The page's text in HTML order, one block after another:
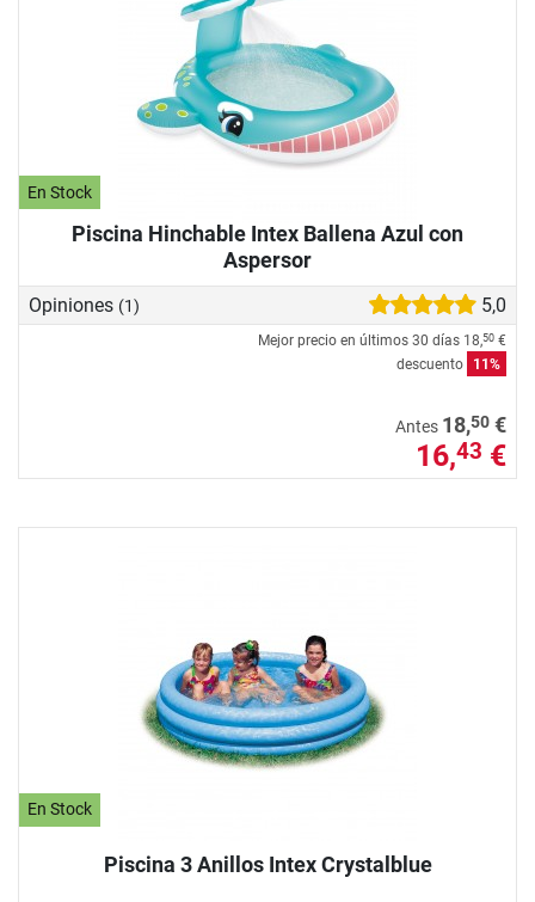
En Stock
Piscina Hinchable Intex Ballena Azul con
Aspersor
Opiniones (1) 5,0
Mejor precio en últimos 30 días 18,50 €
descuento
11%
Antes 18,50 €
16,43 €
En Stock
Piscina 3 Anillos Intex Crystalblue